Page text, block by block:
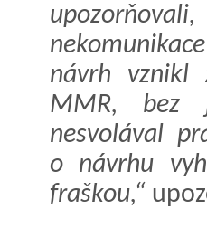
návrh vznikl
MMR, bez
nesvolával
o návrhu
fraškou,“